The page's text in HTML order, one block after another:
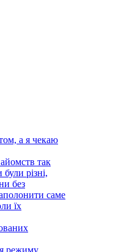
а я чекаю
так
різні,
без
саме
їх
режиму